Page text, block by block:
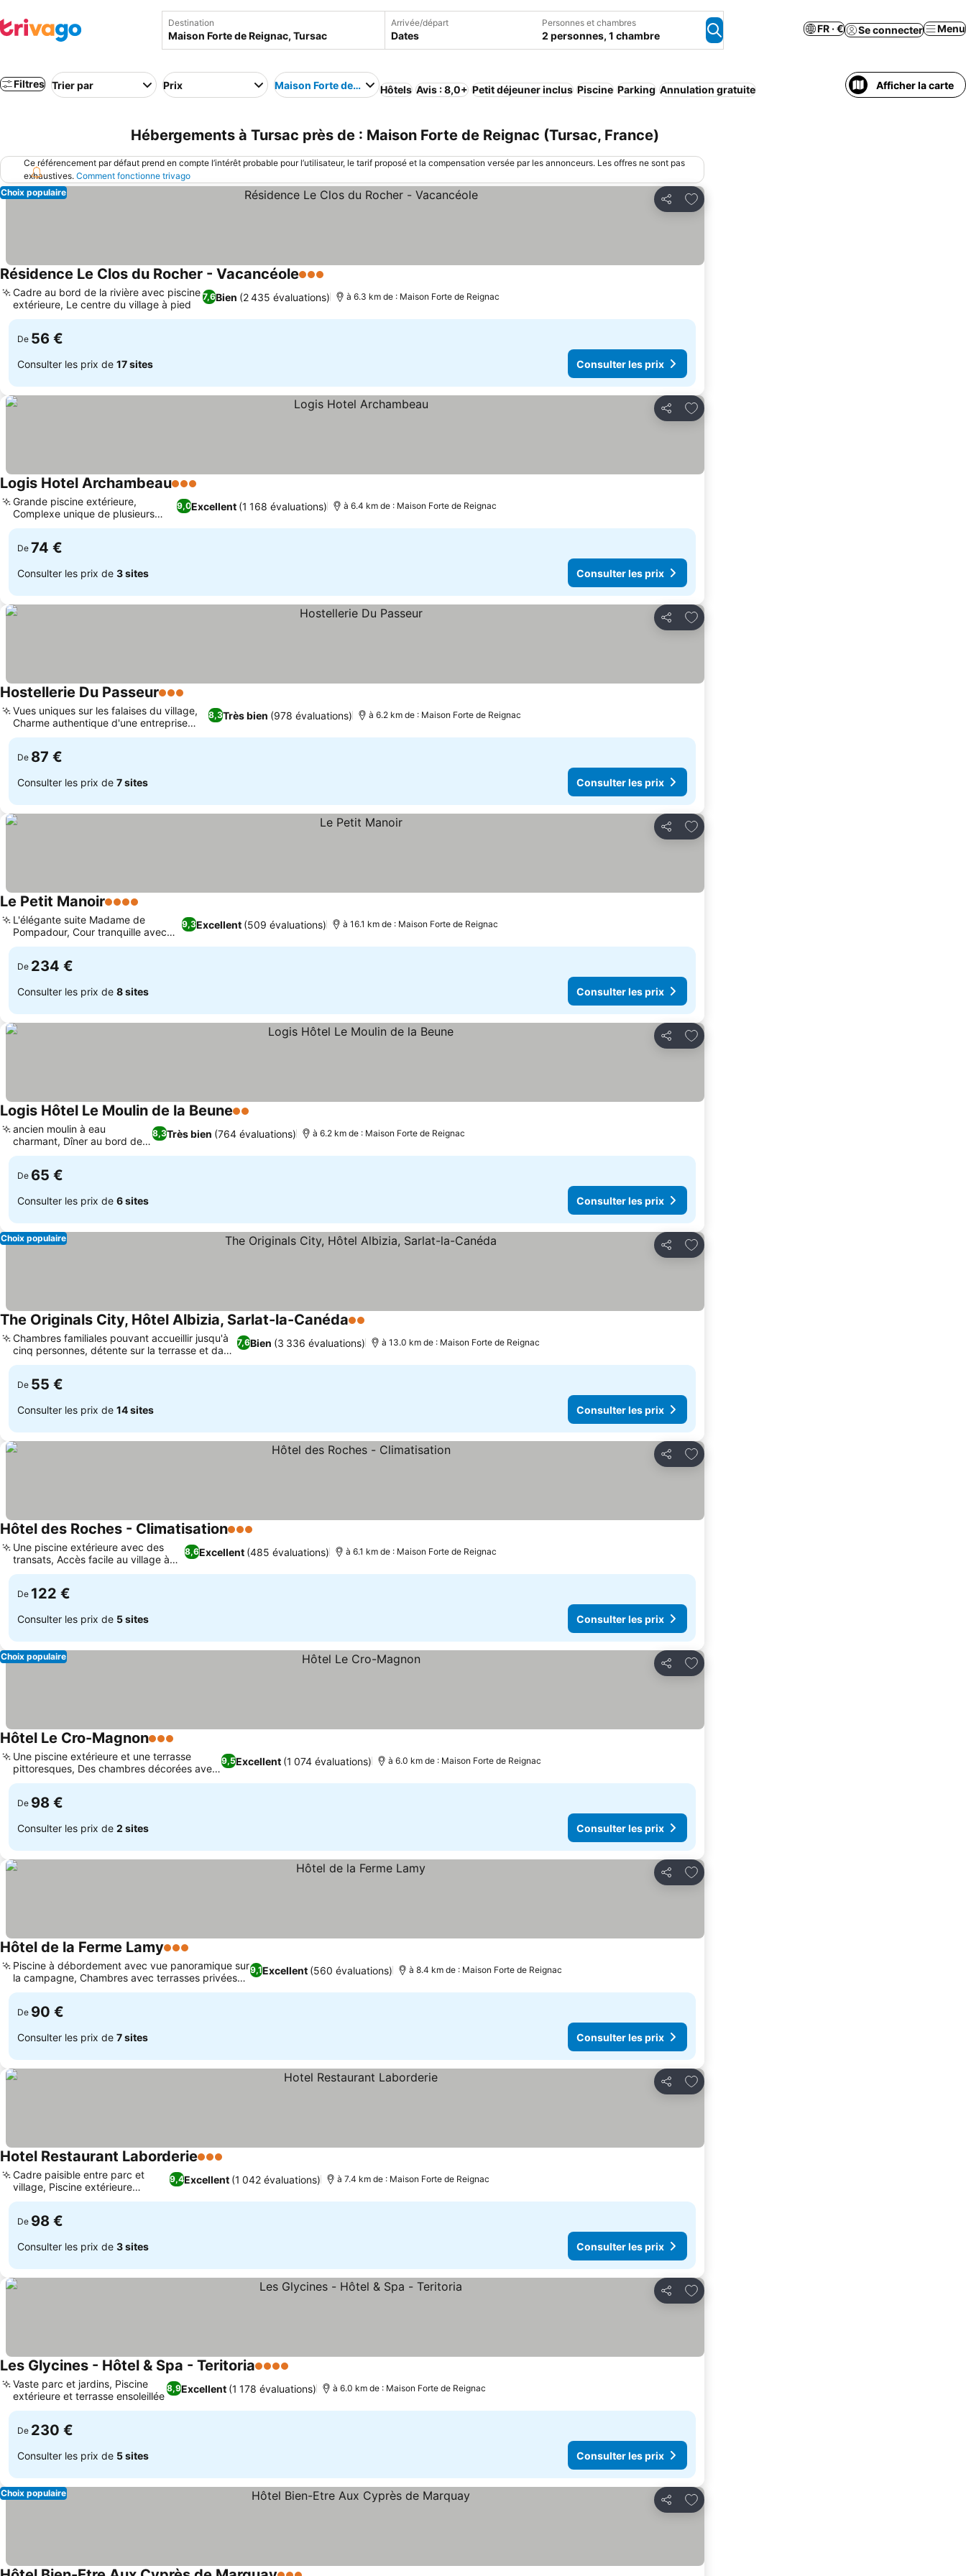
Destination Arrivée/départ
Dates
Personnes et chambres
2 personnes, 1 chambre
FR · € Se connecter Menu
Filtres Trier par Prix Maison Forte de ReignacHôtels Avis : 8,0+ Petit déjeuner inclus Piscine Parking Annulation gratuite Afficher la carte
Hébergements à Tursac près de : Maison Forte de Reignac (Tursac, France)
Ce référencement par défaut prend en compte l’intérêt probable pour l’utilisateur, le tarif proposé et la compensation versée par les annonceurs. Les offres ne sont pas
exhaustives. Comment fonctionne trivago
Partager
Ajouter à mes favoris
Choix populaire
Résidence Le Clos du Rocher - Vacancéole3 Étoiles
7,6Bien (2 435 évaluations)
Cadre au bord de la rivière avec piscine
extérieure, Le centre du village à pied
à 6.3 km de : Maison Forte de Reignac
De 56 €
Consulter les prix de 17 sites Consulter les prix
Partager
Ajouter à mes favoris
Logis Hotel Archambeau3 Étoiles
9,0Excellent (1 168 évaluations)
Grande piscine extérieure,
Complexe unique de plusieurs
bâtiments
à 6.4 km de : Maison Forte de Reignac
De 74 €
Consulter les prix de 3 sites Consulter les prix
Partager
Ajouter à mes favoris
Hostellerie Du Passeur3 Étoiles
8,3Très bien (978 évaluations)
Vues uniques sur les falaises du village,
Charme authentique d'une entreprise
familiale
à 6.2 km de : Maison Forte de Reignac
De 87 €
Consulter les prix de 7 sites Consulter les prix
Partager
Ajouter à mes favoris
Le Petit Manoir4 Étoiles
9,3Excellent (509 évaluations)
L'élégante suite Madame de
Pompadour, Cour tranquille avec
piscine
à 16.1 km de : Maison Forte de Reignac
De 234 €
Consulter les prix de 8 sites Consulter les prix
Partager
Ajouter à mes favoris
Logis Hôtel Le Moulin de la Beune2 Étoiles
8,3Très bien (764 évaluations)
ancien moulin à eau
charmant, Dîner au bord de
l'eau
à 6.2 km de : Maison Forte de Reignac
De 65 €
Consulter les prix de 6 sites Consulter les prix
Partager
Ajouter à mes favoris
Choix populaire
The Originals City, Hôtel Albizia, Sarlat-la-Canéda2 Étoiles
7,6Bien (3 336 évaluations)
Chambres familiales pouvant accueillir jusqu'à
cinq personnes, détente sur la terrasse et dans
le jardin
à 13.0 km de : Maison Forte de Reignac
De 55 €
Consulter les prix de 14 sites Consulter les prix
Partager
Ajouter à mes favoris
Hôtel des Roches - Climatisation3 Étoiles
8,6Excellent (485 évaluations)
Une piscine extérieure avec des
transats, Accès facile au village à
pied
à 6.1 km de : Maison Forte de Reignac
De 122 €
Consulter les prix de 5 sites Consulter les prix
Partager
Ajouter à mes favoris
Choix populaire
Hôtel Le Cro-Magnon3 Étoiles
9,5Excellent (1 074 évaluations)
Une piscine extérieure et une terrasse
pittoresques, Des chambres décorées avec
des antiquités
à 6.0 km de : Maison Forte de Reignac
De 98 €
Consulter les prix de 2 sites Consulter les prix
Partager
Ajouter à mes favoris
Hôtel de la Ferme Lamy3 Étoiles
9,1Excellent (560 évaluations)
Piscine à débordement avec vue panoramique sur
la campagne, Chambres avec terrasses privées
ou bains à remous
à 8.4 km de : Maison Forte de Reignac
De 90 €
Consulter les prix de 7 sites Consulter les prix
Partager
Ajouter à mes favoris
Hotel Restaurant Laborderie3 Étoiles
9,4Excellent (1 042 évaluations)
Cadre paisible entre parc et
village, Piscine extérieure
chauffée
à 7.4 km de : Maison Forte de Reignac
De 98 €
Consulter les prix de 3 sites Consulter les prix
Partager
Ajouter à mes favoris
Les Glycines - Hôtel & Spa - Teritoria4 Étoiles
8,9Excellent (1 178 évaluations)
Vaste parc et jardins, Piscine
extérieure et terrasse ensoleillée
à 6.0 km de : Maison Forte de Reignac
De 230 €
Consulter les prix de 5 sites Consulter les prix
Partager
Ajouter à mes favoris
Choix populaire